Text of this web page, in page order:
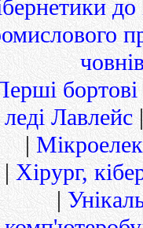
Лавлейс
|
| Хірург,
|